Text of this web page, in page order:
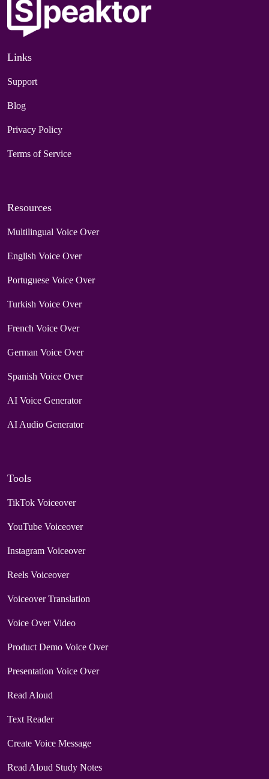
Links
Support
Blog
Privacy Policy
Terms of Service
Resources
Multilingual Voice Over
English Voice Over
Portuguese Voice Over
Turkish Voice Over
French Voice Over
German Voice Over
Spanish Voice Over
AI Voice Generator
AI Audio Generator
Tools
TikTok Voiceover
YouTube Voiceover
Instagram Voiceover
Reels Voiceover
Voiceover Translation
Voice Over Video
Product Demo Voice Over
Presentation Voice Over
Read Aloud
Text Reader
Create Voice Message
Read Aloud Study Notes